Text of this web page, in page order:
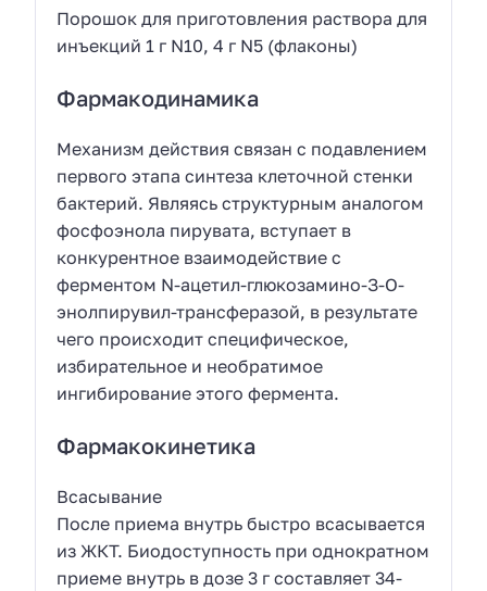
Порошок для приготовления раствора для
инъекций 1 г N10, 4 г N5 (флаконы)
Фармакодинамика
Механизм действия связан с подавлением
первого этапа синтеза клеточной стенки
бактерий. Являясь структурным аналогом
фосфоэнола пирувата, вступает в
конкурентное взаимодействие с
ферментом N-ацетил-глюкозамино-З-О-
энолпирувил-трансферазой, в результате
чего происходит специфическое,
избирательное и необратимое
ингибирование этого фермента.
Фармакокинетика
Всасывание
После приема внутрь быстро всасывается
из ЖКТ. Биодоступность при однократном
приеме внутрь в дозе 3 г составляет 34-